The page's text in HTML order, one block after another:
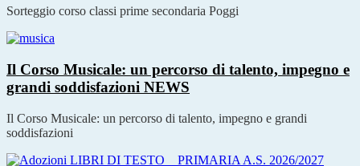
Sorteggio corso classi prime secondaria Poggi
Il Corso Musicale: un percorso di talento, impegno e
grandi soddisfazioni NEWS
Il Corso Musicale: un percorso di talento, impegno e grandi
soddisfazioni